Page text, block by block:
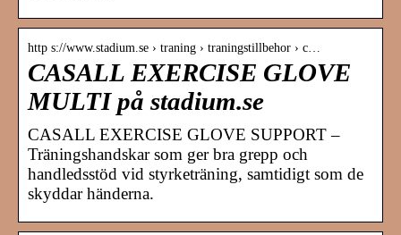
http s://www.stadium.se › traning › traningstillbehor › c…
CASALL EXERCISE GLOVE
MULTI på stadium.se
CASALL EXERCISE GLOVE SUPPORT –
Träningshandskar som ger bra grepp och
handledsstöd vid styrketräning, samtidigt som de
skyddar händerna.